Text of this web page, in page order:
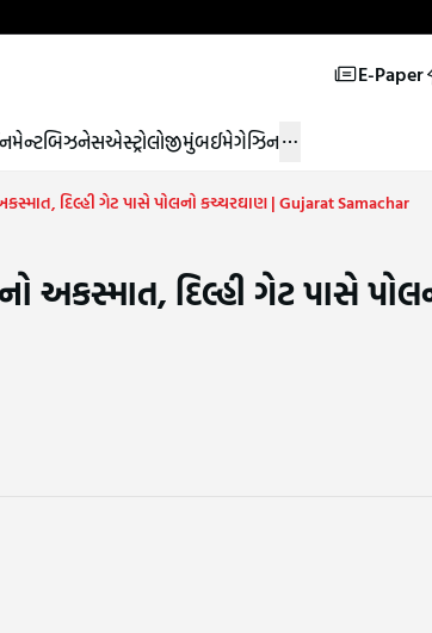
E-Paper
બિઝનેસએસ્ટ્રોલોજીમુંબઈમેગેઝિન
દિલ્હી ગેટ પાસે પોલનો કચ્ચરઘાણ | Gujarat Samachar
અકસ્માત, દિલ્હી ગેટ પાસે